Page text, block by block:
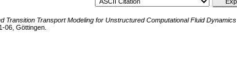
Transition Transport Modeling for Unstructured Computational Fluid Dynamics
06, Göttingen.